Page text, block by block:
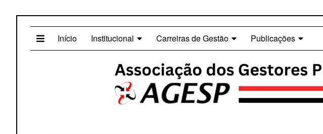
Início Institucional Carreiras de Gestão Publicações